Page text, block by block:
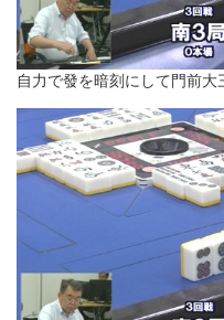
自力で發を暗刻にして門前大